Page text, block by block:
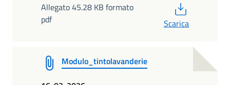
Allegato 45.28 KB formato
pdf
Scarica
Modulo_tintolavanderie